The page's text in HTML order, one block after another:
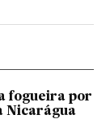
fogueira por
Nicarágua